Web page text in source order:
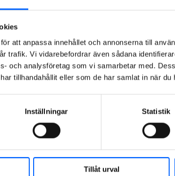
att anpassa innehållet och annonserna till
trafik. Vi vidarebefordrar även sådana
och analysföretag som vi samarbetar med.
tillhandahållit eller som de har samlat in när du
Inställningar Statistik
Tillåt urval
Läs mer om projektet
Fyrspåret Malmö-Lund
I samverkan med Trafikverket har NCC, i